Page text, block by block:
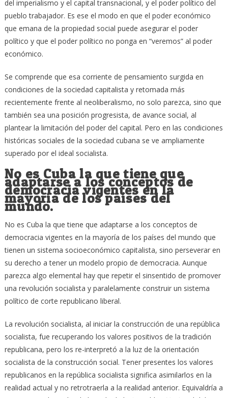
del imperialismo y el capital transnacional, y el poder político del
pueblo trabajador. Es ese el modo en que el poder económico
que emana de la propiedad social puede asegurar el poder
político y que el poder político no ponga en “veremos” al poder
económico.
Se comprende que esa corriente de pensamiento surgida en
condiciones de la sociedad capitalista y retomada más
recientemente frente al neoliberalismo, no solo parezca, sino que
también sea una posición progresista, de avance social, al
plantear la limitación del poder del capital. Pero en las condiciones
históricas sociales de la sociedad cubana se ve ampliamente
superado por el ideal socialista.
No es Cuba la que tiene que
adaptarse a los conceptos de
democracia vigentes en la
mayoría de los países del
mundo.
No es Cuba la que tiene que adaptarse a los conceptos de
democracia vigentes en la mayoría de los países del mundo que
tienen un sistema socioeconómico capitalista, sino perseverar en
su derecho a tener un modelo propio de democracia. Aunque
parezca algo elemental hay que repetir el sinsentido de promover
una revolución socialista y paralelamente construir un sistema
político de corte republicano liberal.
La revolución socialista, al iniciar la construcción de una república
socialista, fue recuperando los valores positivos de la tradición
republicana, pero los re-interpretó a la luz de la orientación
socialista de la construcción social. Tener presentes los valores
republicanos en la república socialista significa asimilarlos en la
realidad actual y no retrotraerla a la realidad anterior. Equivaldría a